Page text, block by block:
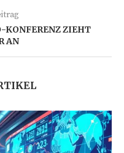
KONFERENZ ZIEHT
AN